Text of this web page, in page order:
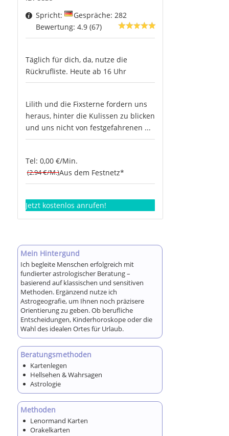
Spricht:
Gespräche: 282
Bewertung: 4.9 (67)
Täglich für dich, da, nutze die
Rückrufliste. Heute ab 16 Uhr
Lilith und die Fixsterne fordern uns
heraus, hinter die Kulissen zu blicken
und uns nicht von festgefahrenen ...
Tel: 0,00 €/Min.
(2.94 €/M.)Aus dem Festnetz*
Jetzt kostenlos anrufen!
Mein Hintergund
Ich begleite Menschen erfolgreich mit
fundierter astrologischer Beratung –
basierend auf klassischen und sensitiven
Methoden. Ergänzend nutze ich
Astrogeografie, um Ihnen noch präzisere
Orientierung zu geben. Ob berufliche
Entscheidungen, Kinderhoroskope oder die
Wahl des idealen Ortes für Urlaub.
Beratungsmethoden
Kartenlegen
Hellsehen & Wahrsagen
Astrologie
Methoden
Lenormand Karten
Orakelkarten